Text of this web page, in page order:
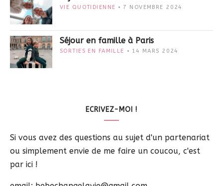
VIE QUOTIDIENNE 7 NOVEMBRE 2024
Séjour en famille à Paris
SORTIES EN FAMILLE 14 MARS 2024
ECRIVEZ-MOI !
Si vous avez des questions au sujet d'un partenariat
ou simplement envie de me faire un coucou, c'est
par ici !